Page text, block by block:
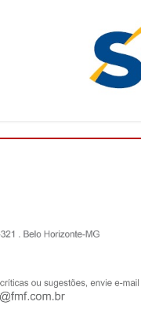
(FMF) deu início, nesta
FMF convoca clubes
Técnico do
convocação dos clubes